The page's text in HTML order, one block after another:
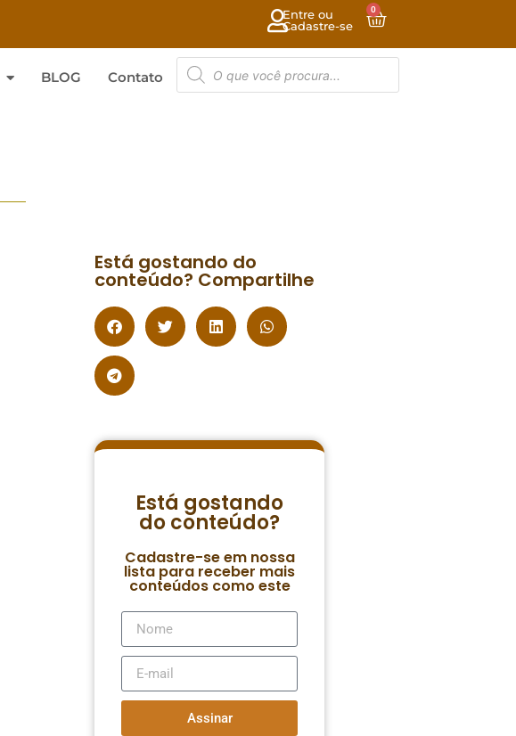
Entre ou
Cadastre-se
0
BLOG Contato
Está gostando do
conteúdo? Compartilhe
Está gostando
do conteúdo?
Cadastre-se em nossa
lista para receber mais
conteúdos como este
Assinar